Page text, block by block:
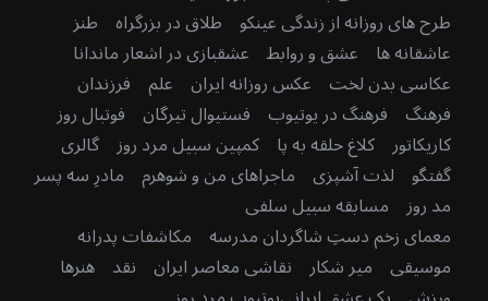
طرح های روزانه از زندگی عینکو طلاق در بزرگراه طنز
عاشقانه ها عشق و روابط عشقبازی در اشعار ماندانا
عکاسی بدن لخت عکس روزانه ایران علم فرزندان
فرهنگ فرهنگ در یوتیوب فستیوال تیرگان فوتبال روز
کاریکاتور کلاغ حلقه به پا کمپین سبیل مرد روز گالری
گفتگو لذت آشپزی ماجراهای من و شوهرم مادرِ سه پسر
مد روز مسابقه سبیل سلفی
معمای زخم دستِ شاگردان مدرسه مکاشفات پدرانه
موسیقی میر شکار نقاشی معاصر ایران نقد هنرها